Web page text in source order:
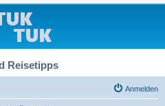
Reisetipps
Anmelden